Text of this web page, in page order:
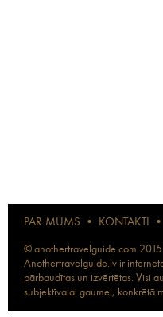
PAR MUMS • KONTAKTI •
© anothertravelguide.com 2015
Anothertravelguide.lv ir
pārbaudītas un izvērtētas. Visi
subjektīvajai gaumei, konkrētā